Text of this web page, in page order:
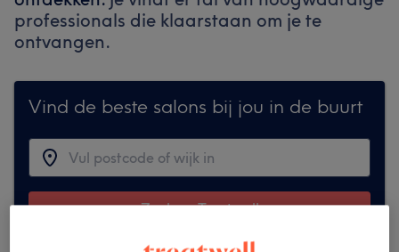
professionals die klaarstaan om je te
ontvangen.
Vind de beste salons bij jou in de buurt
Zoek op Treatwell